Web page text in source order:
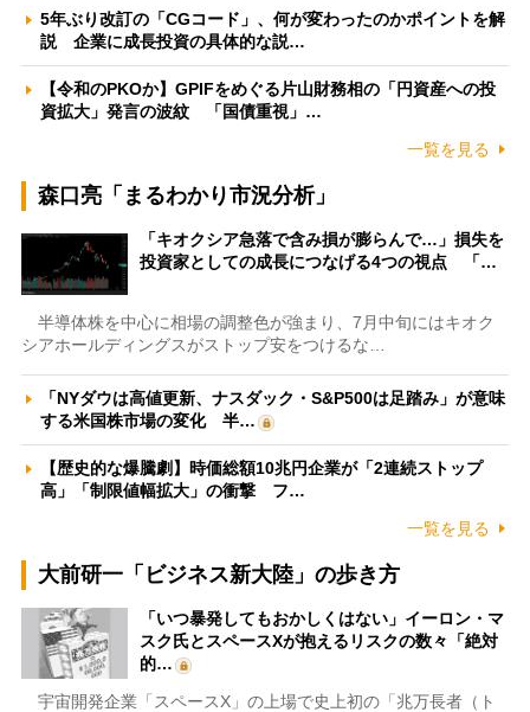
5年ぶり改訂の「CGコード」、何が変わったのかポイントを解
説 企業に成長投資の具体的な説…
【令和のPKOか】GPIFをめぐる片山財務相の「円資産への投
資拡大」発言の波紋 「国債重視」…
一覧を見る
森口亮「まるわかり市況分析」
「キオクシア急落で含み損が膨らんで…」損失を
投資家としての成長につなげる4つの視点 「…
半導体株を中心に相場の調整色が強まり、7月中旬にはキオク
シアホールディングスがストップ安をつけるな…
「NYダウは高値更新、ナスダック・S&P500は足踏み」が意味
する米国株市場の変化 半…
【歴史的な爆騰劇】時価総額10兆円企業が「2連続ストップ
高」「制限値幅拡大」の衝撃 フ…
一覧を見る
大前研一「ビジネス新大陸」の歩き方
「いつ暴発してもおかしくはない」イーロン・マ
スク氏とスペースXが抱えるリスクの数々「絶対
的…
宇宙開発企業「スペースX」の上場で史上初の「兆万長者（ト